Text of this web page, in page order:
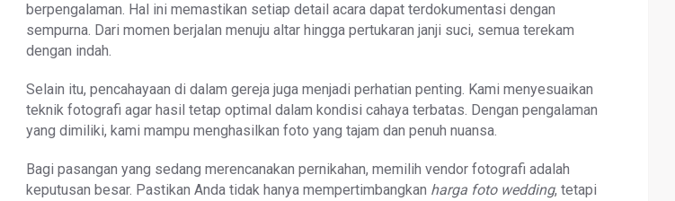
berpengalaman. Hal ini memastikan setiap detail acara dapat terdokumentasi dengan
sempurna. Dari momen berjalan menuju altar hingga pertukaran janji suci, semua terekam
dengan indah.
Selain itu, pencahayaan di dalam gereja juga menjadi perhatian penting. Kami menyesuaikan
teknik fotografi agar hasil tetap optimal dalam kondisi cahaya terbatas. Dengan pengalaman
yang dimiliki, kami mampu menghasilkan foto yang tajam dan penuh nuansa.
Bagi pasangan yang sedang merencanakan pernikahan, memilih vendor fotografi adalah
keputusan besar. Pastikan Anda tidak hanya mempertimbangkan harga foto wedding, tetapi